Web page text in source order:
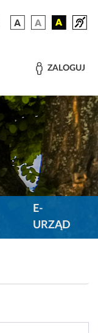
ZALOGUJ
E-
URZĄD